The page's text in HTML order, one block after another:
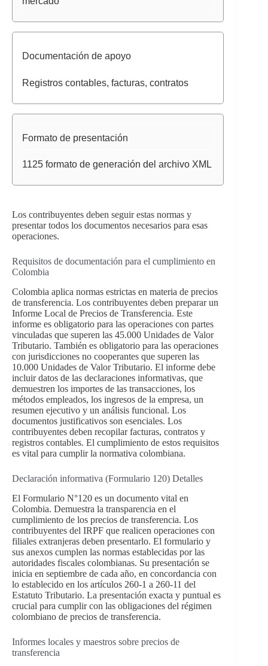
Documentación de apoyo
Registros contables, facturas, contratos
Formato de presentación
1125 formato de generación del archivo XML
Los contribuyentes deben seguir estas normas y
presentar todos los documentos necesarios para esas
operaciones.
Requisitos de documentación para el cumplimiento en
Colombia
Colombia aplica normas estrictas en materia de precios
de transferencia. Los contribuyentes deben preparar un
Informe Local de Precios de Transferencia. Este
informe es obligatorio para las operaciones con partes
vinculadas que superen las 45.000 Unidades de Valor
Tributario. También es obligatorio para las operaciones
con jurisdicciones no cooperantes que superen las
10.000 Unidades de Valor Tributario. El informe debe
incluir datos de las declaraciones informativas, que
demuestren los importes de las transacciones, los
métodos empleados, los ingresos de la empresa, un
resumen ejecutivo y un análisis funcional. Los
documentos justificativos son esenciales. Los
contribuyentes deben recopilar facturas, contratos y
registros contables. El cumplimiento de estos requisitos
es vital para cumplir la normativa colombiana.
Declaración informativa (Formulario 120) Detalles
El Formulario N°120 es un documento vital en
Colombia. Demuestra la transparencia en el
cumplimiento de los precios de transferencia. Los
contribuyentes del IRPF que realicen operaciones con
filiales extranjeras deben presentarlo. El formulario y
sus anexos cumplen las normas establecidas por las
autoridades fiscales colombianas. Su presentación se
inicia en septiembre de cada año, en concordancia con
lo establecido en los artículos 260-1 a 260-11 del
Estatuto Tributario. La presentación exacta y puntual es
crucial para cumplir con las obligaciones del régimen
colombiano de precios de transferencia.
Informes locales y maestros sobre precios de
transferencia